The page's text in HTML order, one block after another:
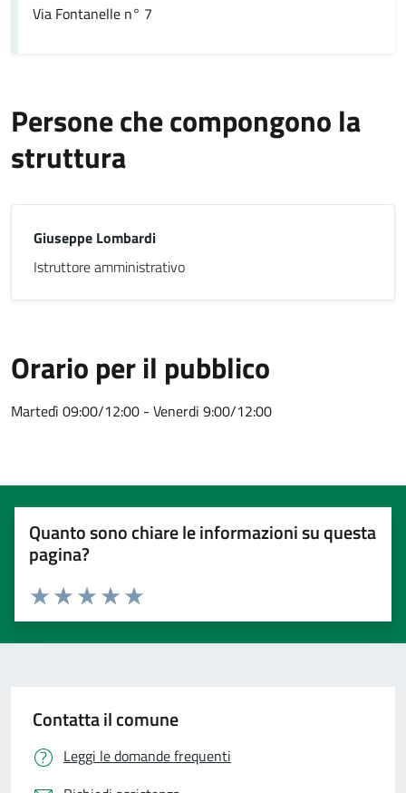
Via Fontanelle n° 7
Persone che compongono la
struttura
Giuseppe Lombardi
Istruttore amministrativo
Orario per il pubblico
Martedì 09:00/12:00 - Venerdi 9:00/12:00
Quanto sono chiare le informazioni su questa
pagina?
Valuta 5 stelle su 5
Valuta 4 stelle su 5
Valuta 3 stelle su 5
Valuta 2 stelle su 5
Valuta 1 stelle su 5
Contatta il comune
Leggi le domande frequenti